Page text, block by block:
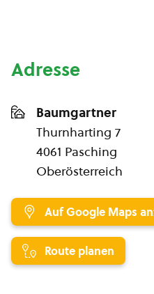
Adresse
Baumgartner
Thurnharting 7
4061 Pasching
Oberösterreich
Auf Google Maps
Route planen